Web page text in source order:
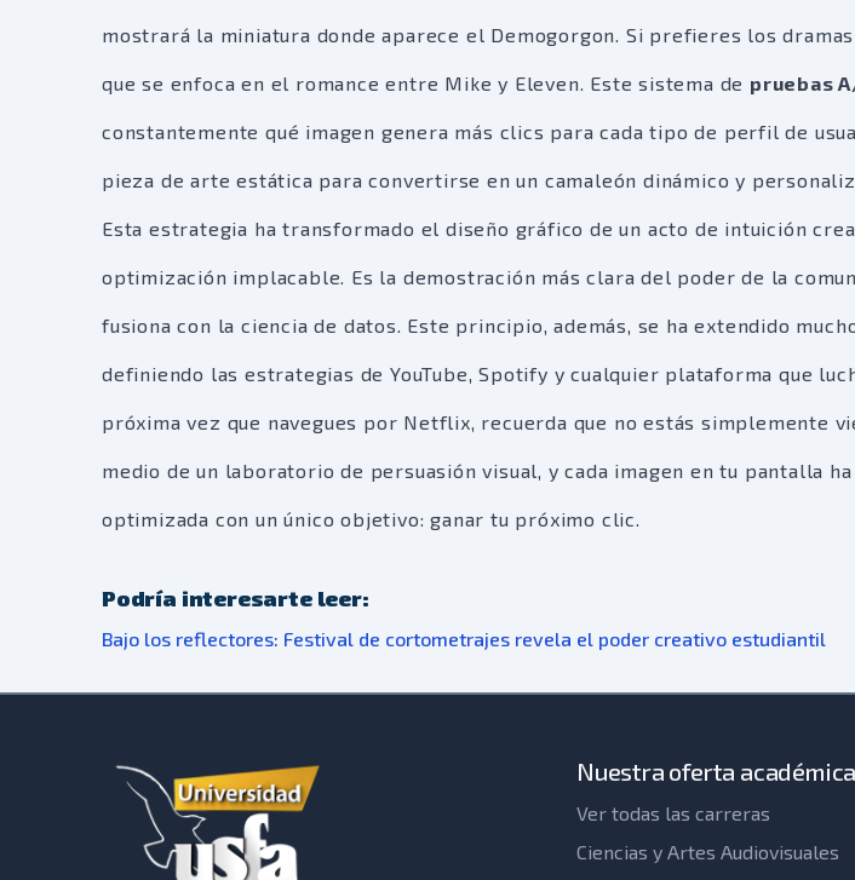
mostrará la miniatura donde aparece el Demogorgon. Si prefieres los
que se enfoca en el romance entre Mike y Eleven. Este sistema de pruebas
constantemente qué imagen genera más clics para cada tipo de perfil de
pieza de arte estática para convertirse en un camaleón dinámico y
Esta estrategia ha transformado el diseño gráfico de un acto de intuición
optimización implacable. Es la demostración más clara del poder de la
fusiona con la ciencia de datos. Este principio, además, se ha extendido
definiendo las estrategias de YouTube, Spotify y cualquier plataforma que
próxima vez que navegues por Netflix, recuerda que no estás simplemente
medio de un laboratorio de persuasión visual, y cada imagen en tu pantalla
optimizada con un único objetivo: ganar tu próximo clic.
Podría interesarte leer:
Bajo los reflectores: Festival de cortometrajes revela el poder creativo estudiantil
Nuestra oferta académica
Ver todas las carreras
Ciencias y Artes Audiovisuales